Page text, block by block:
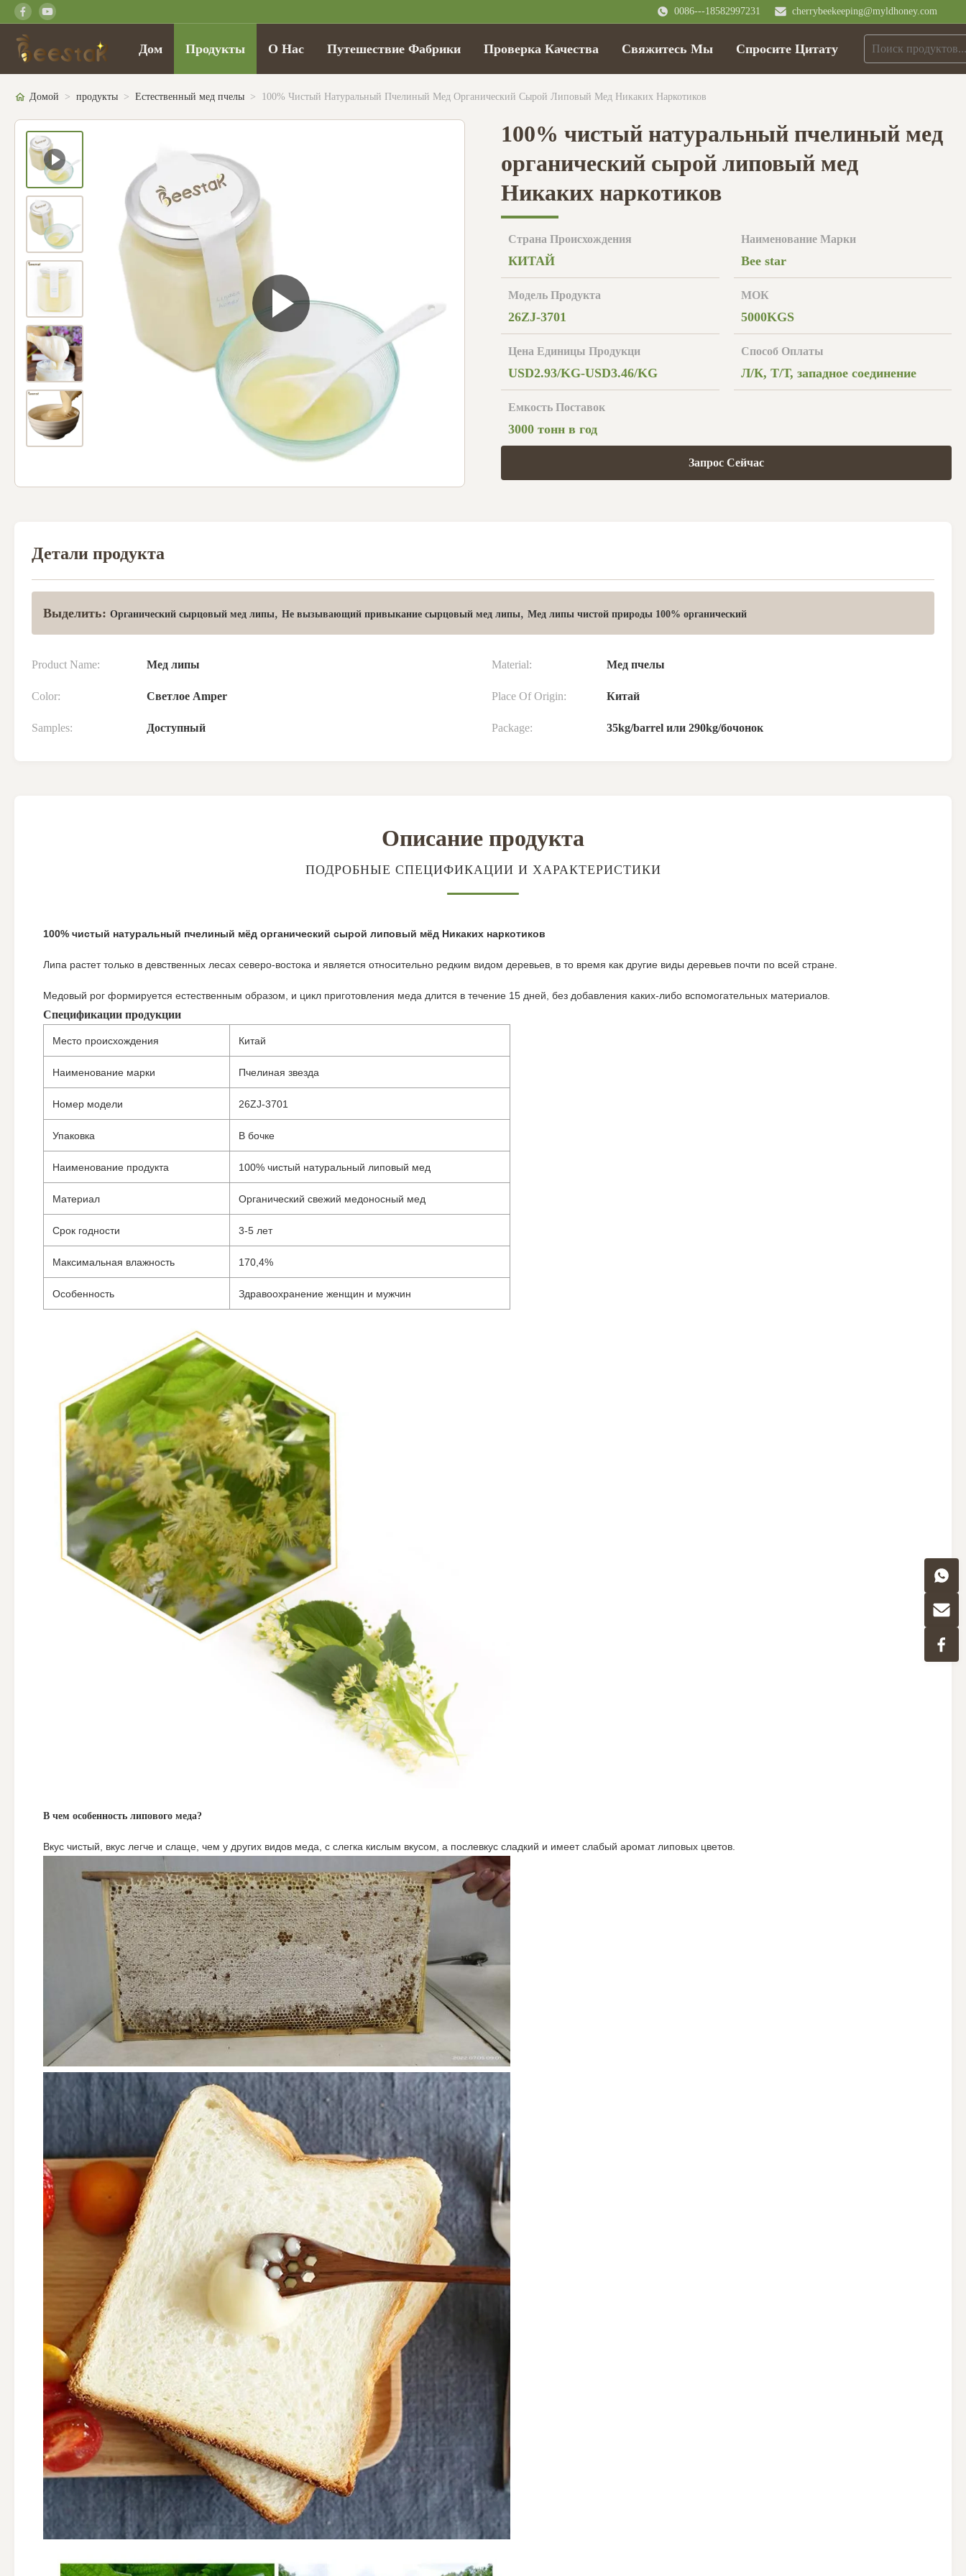
0086---18582997231 cherrybeekeeping@myldhoney.com
Дом Продукты О Нас Путешествие Фабрики Проверка Качества Свяжитесь Мы Спросите Цитату
Домой > продукты > Естественный мед пчелы > 100% Чистый Натуральный Пчелиный Мед Органический Сырой Липовый Мед Никаких Наркотиков
100% чистый натуральный пчелиный мед
органический сырой липовый мед
Никаких наркотиков
Страна Происхождения
КИТАЙ
Наименование Марки
Bee star
Модель Продукта
26ZJ-3701
МОК
5000KGS
Цена Единицы Продукци
USD2.93/KG-USD3.46/KG
Способ Оплаты
Л/К, Т/Т, западное соединение
Емкость Поставок
3000 тонн в год
Запрос Сейчас
Детали продукта
Выделить: Органический сырцовый мед липы, Не вызывающий привыкание сырцовый мед липы, Мед липы чистой природы 100% органический
Product Name: Мед липы Material: Мед пчелы
Color: Светлое Amper Place Of Origin: Китай
Samples: Доступный Package: 35kg/barrel или 290kg/бочонок
Описание продукта
ПОДРОБНЫЕ СПЕЦИФИКАЦИИ И ХАРАКТЕРИСТИКИ
100% чистый натуральный пчелиный мёд органический сырой липовый мёд Никаких наркотиков
Липа растет только в девственных лесах северо-востока и является относительно редким видом деревьев, в то время как другие виды деревьев почти по всей стране.
Медовый рог формируется естественным образом, и цикл приготовления меда длится в течение 15 дней, без добавления каких-либо вспомогательных материалов.
Спецификации продукции
Место происхождения Китай
Наименование марки Пчелиная звезда
Номер модели 26ZJ-3701
Упаковка В бочке
Наименование продукта 100% чистый натуральный липовый мед
Материал Органический свежий медоносный мед
Срок годности 3-5 лет
Максимальная влажность 170,4%
Особенность Здравоохранение женщин и мужчин
В чем особенность липового меда?
Вкус чистый, вкус легче и слаще, чем у других видов меда, с слегка кислым вкусом, а послевкус сладкий и имеет слабый аромат липовых цветов.